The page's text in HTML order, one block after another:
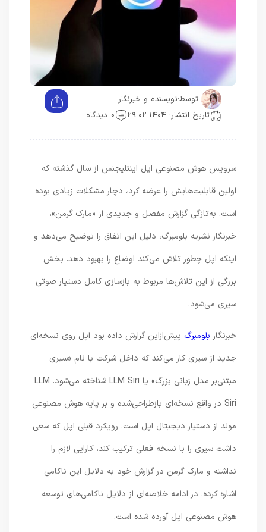
توسط: نویسنده و خبرنگار
تاریخ انتشار: ۱۴۰۴-۰۲-۲۹
0 دیدگاه
سرویس هوش مصنوعی اپل اینتلیجنس از سال گذشته که
اولین قابلیت‌هایش را عرضه کرد، دچار مشکلات زیادی بوده
است. به‌تازگی گزارش مفصل و جدیدی از «مارک گرمن»،
خبرنگار نشریه بلومبرگ، دلیل این اتفاق را توضیح می‌دهد و
اینکه اپل چطور تلاش می‌کند اوضاع را بهبود دهد. بخش
بزرگی از این تلاش‌ها مربوط به بازسازی کامل دستیار صوتی
سیری می‌شود.
خبرنگاربلومبرگپیش‌ازاین گزارش داده بود اپل روی نسخه‌ای
جدید از سیری کار می‌کند که داخل شرکت با نام «سیری
مبتنی‌بر مدل زبانی بزرگ» یا LLM Siri شناخته می‌شود. LLM
Siri در واقع نسخه‌ای بازطراحی‌شده و بر پایه هوش مصنوعی
مولد از دستیار دیجیتال اپل است. رویکرد قبلی اپل که سعی
داشت سیری را با نسخه فعلی ترکیب کند، کارایی لازم را
نداشته و مارک گرمن در گزارش خود به دلایل این ناکامی
اشاره کرده. در ادامه خلاصه‌ای از دلایل ناکامی‌های توسعه
هوش مصنوعی اپل آورده شده است.